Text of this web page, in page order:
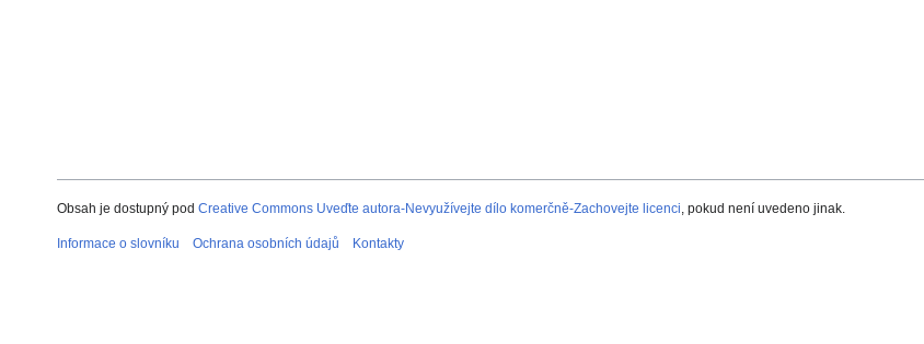
Obsah je dostupný pod Creative Commons Uveďte autora-Nevyužívejte dílo komerčně-Zachovejte licenci, pokud není uvedeno jinak.
Informace o slovníku Ochrana osobních údajů Kontakty